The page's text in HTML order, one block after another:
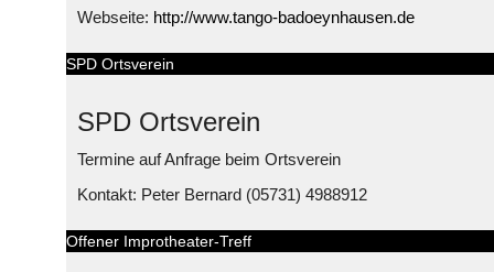
Webseite: http://www.tango-badoeynhausen.de
SPD Ortsverein
SPD Ortsverein
Termine auf Anfrage beim Ortsverein
Kontakt: Peter Bernard (05731) 4988912
Offener Improtheater-Treff